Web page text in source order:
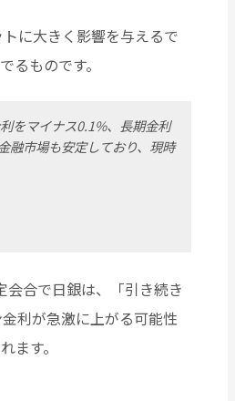
に大きく影響を与えるで
るものです。
をマイナス0.1%、長期金利
融市場も安定しており、現時
合で日銀は、「引き続き
利が急激に上がる可能性
ます。